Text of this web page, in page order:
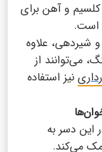
و آهن برای
است.
و شیردهی، علاوه
می‌توانند از
نیز استفاده
این دسر به
می‌کند.